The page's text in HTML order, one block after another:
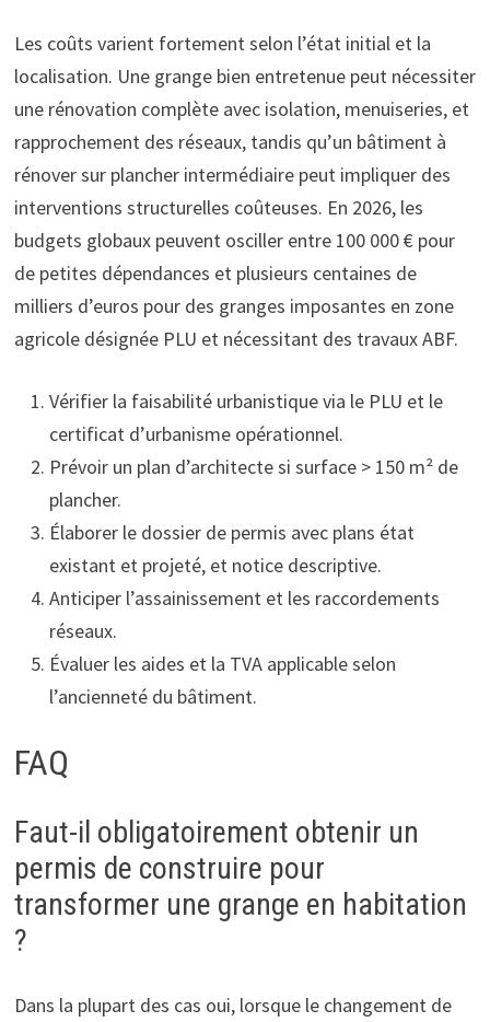
Les coûts varient fortement selon l’état initial et la
localisation. Une grange bien entretenue peut nécessiter
une rénovation complète avec isolation, menuiseries, et
rapprochement des réseaux, tandis qu’un bâtiment à
rénover sur plancher intermédiaire peut impliquer des
interventions structurelles coûteuses. En 2026, les
budgets globaux peuvent osciller entre 100 000 € pour
de petites dépendances et plusieurs centaines de
milliers d’euros pour des granges imposantes en zone
agricole désignée PLU et nécessitant des travaux ABF.
Vérifier la faisabilité urbanistique via le PLU et le
certificat d’urbanisme opérationnel.
Prévoir un plan d’architecte si surface > 150 m² de
plancher.
Élaborer le dossier de permis avec plans état
existant et projeté, et notice descriptive.
Anticiper l’assainissement et les raccordements
réseaux.
Évaluer les aides et la TVA applicable selon
l’ancienneté du bâtiment.
FAQ
Faut-il obligatoirement obtenir un
permis de construire pour
transformer une grange en habitation
?
Dans la plupart des cas oui, lorsque le changement de